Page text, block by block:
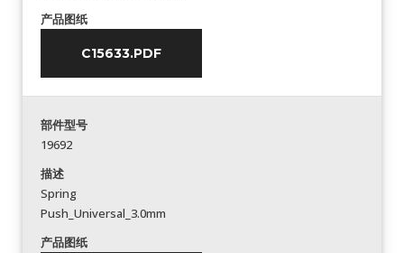
产品图纸
C15633.PDF
部件型号
19692
描述
Spring
Push_Universal_3.0mm
产品图纸